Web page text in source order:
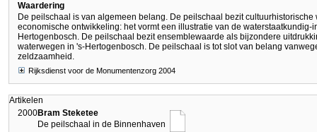
Waardering
De peilschaal is van algemeen belang. De peilschaal bezit
economische ontwikkeling: het vormt een illustratie van de
Hertogenbosch. De peilschaal bezit ensemblewaarde als bijzondere
waterwegen in 's-Hertogenbosch. De peilschaal is tot slot van belang
zeldzaamheid.
Rijksdienst voor de Monumentenzorg 2004
Artikelen
2000Bram Steketee
De peilschaal in de Binnenhaven